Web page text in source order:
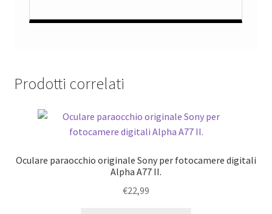
Prodotti correlati
Oculare paraocchio originale Sony per fotocamere digitali
Alpha A77 II.
€22,99